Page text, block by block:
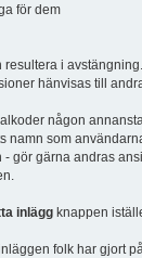
för dem
i avstängning.
hänvisas till
någon
som
gör gärna andras
inlägg knappen
folk har gjort